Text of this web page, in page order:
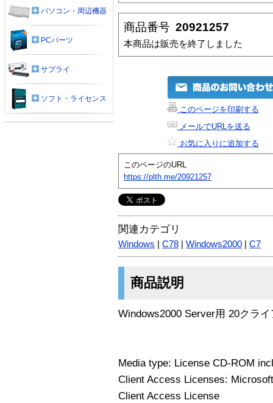
商品番号 20921257
本商品は販売を終了しました
このページを印刷する
メールでURLを送る
お気に入りに追加する
このページのURL
https://plth.me/20921257
関連カテゴリ
Windows C78 Windows2000 C7
商品説明
Windows2000 Server用 20クラ
Media type: License CD-ROM
Client Access Licenses:
Client Access License
パソコン・周辺機器
PCパーツ
サプライ
ソフト・ライセンス